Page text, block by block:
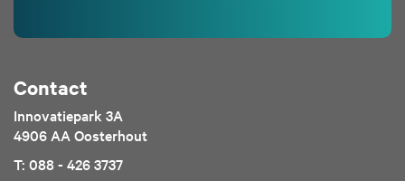
Contact
Innovatiepark 3A
4906 AA Oosterhout
T: 088 - 426 3737